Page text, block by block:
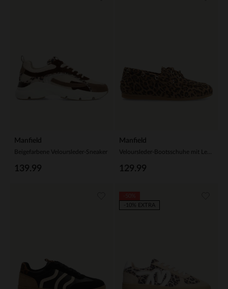
Manfield
Beigefarbene Veloursleder-Sneaker
139.99
Manfield
129.99
-10% EXTRA